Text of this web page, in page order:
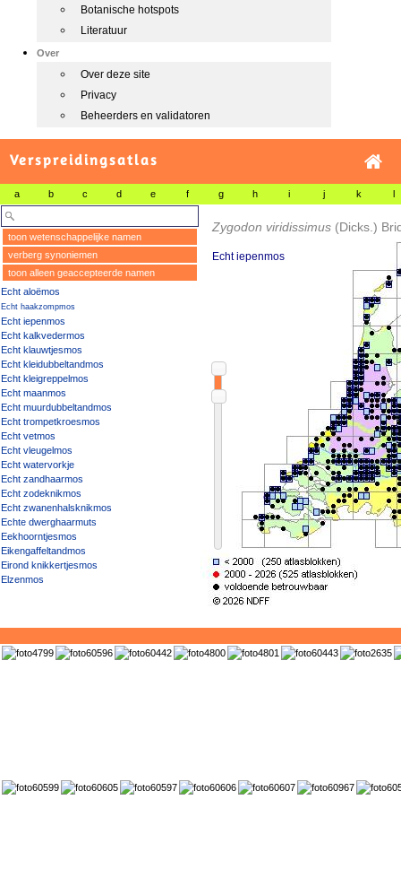
Botanische hotspots
Literatuur
Over
Over deze site
Privacy
Beheerders en validatoren
Verspreidingsatlas
a b c d e f g h i j k l
toon wetenschappelijke namen
verberg synoniemen
toon alleen geaccepteerde namen
Echt aloëmos
Echt haakzompmos
Echt iepenmos
Echt kalkvedermos
Echt klauwtjesmos
Echt kleidubbeltandmos
Echt kleigreppelmos
Echt maanmos
Echt muurdubbeltandmos
Echt trompetkroesmos
Echt vetmos
Echt vleugelmos
Echt watervorkje
Echt zandhaarmos
Echt zodeknikmos
Echt zwanenhalsknikmos
Echte dwerghaarmuts
Eekhoorntjesmos
Eikengaffeltandmos
Eirond knikkertjesmos
Elzenmos
Zygodon viridissimus (Dicks.)
Echt iepenmos